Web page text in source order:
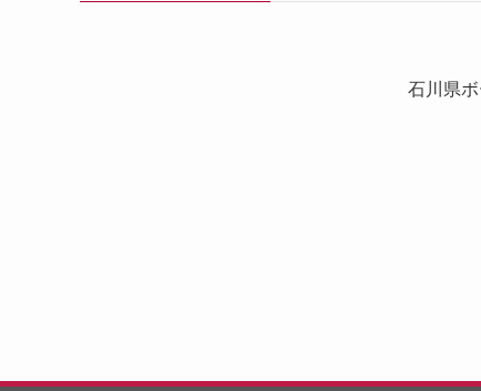
石川県